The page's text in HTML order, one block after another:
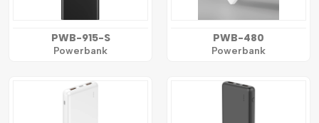
PWB-915-S
Powerbank
PWB-480
Powerbank